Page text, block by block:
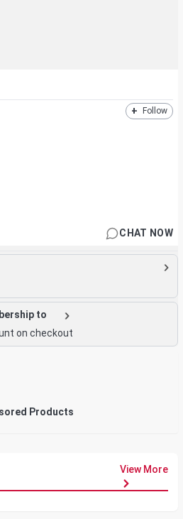
+ Follow
CHAT NOW
to
on checkout
Products
View More